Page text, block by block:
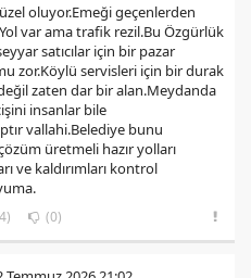
oluyor.Emeği geçenlerden
var ama trafik rezil.Bu Özgürlük
satıcılar için bir pazar
zor.Köylü servisleri için bir durak
zaten dar bir alan.Meydanda
insanlar bile
vallahi.Belediye bunu
üretmeli hazır yolları
ve kaldırımları kontrol
(0)